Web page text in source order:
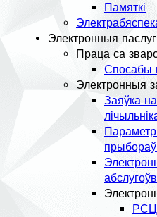
Памяткі
Электронныя
Праца са
Спосабы
Электронныя
Заяўка
прыбораў
РСЦ